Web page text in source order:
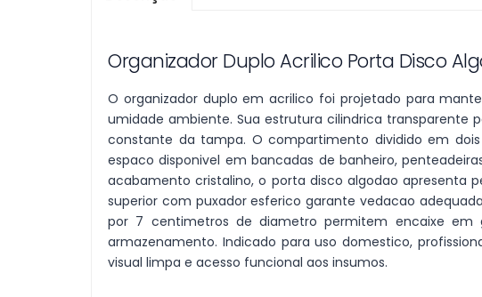
Mixers
Escorredor de
Café & Chá
Saleiro
Acessórios de
Cozinha
Armazenamento e
Organizador Duplo Acrilico Porta Disco
O organizador duplo em acrilico foi projetado para
umidade ambiente. Sua estrutura cilindrica transparente
constante da tampa. O compartimento dividido em
espaco disponivel em bancadas de banheiro,
acabamento cristalino, o porta disco algodao apresenta
superior com puxador esferico garante vedacao
por 7 centimetros de diametro permitem encaixe em
armazenamento. Indicado para uso domestico,
visual limpa e acesso funcional aos insumos.